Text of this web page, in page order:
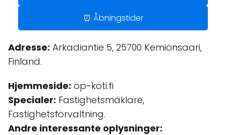
⏰ Åbningstider
Adresse: Arkadiantie 5, 25700 Kemiönsaari,
Finland.
Hjemmeside: op-koti.fi
Specialer: Fastighetsmäklare,
Fastighetsförvaltning.
Andre interessante oplysninger: